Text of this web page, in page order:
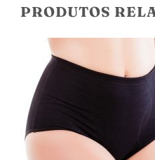
PRODUTOS